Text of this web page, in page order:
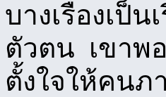
บางเรื่องเป็น
ตัวตน เขาพ
ตั้งใจให้คนภ